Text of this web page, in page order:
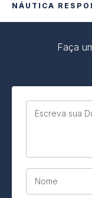
NÁUTICA
Faça
Escreva sua
Nome